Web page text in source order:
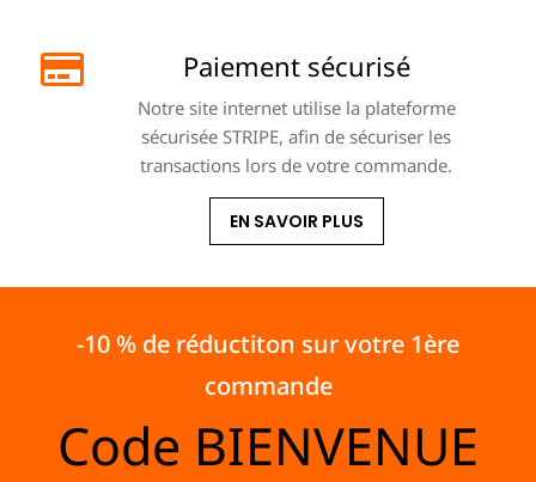
Paiement sécurisé
Notre site internet utilise la plateforme
sécurisée STRIPE, afin de sécuriser les
transactions lors de votre commande.
EN SAVOIR PLUS
-10 % de réductiton sur votre 1ère
commande
Code BIENVENUE